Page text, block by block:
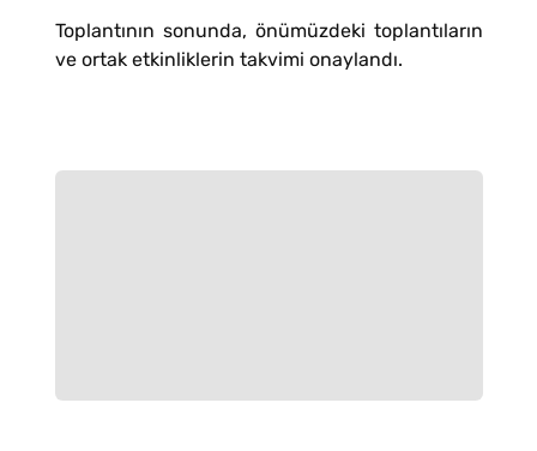
Toplantının sonunda, önümüzdeki toplantıların
ve ortak etkinliklerin takvimi onaylandı.